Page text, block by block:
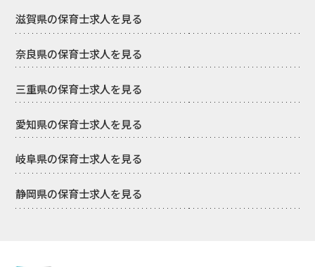
滋賀県の保育士求人を見る
奈良県の保育士求人を見る
三重県の保育士求人を見る
愛知県の保育士求人を見る
岐阜県の保育士求人を見る
静岡県の保育士求人を見る